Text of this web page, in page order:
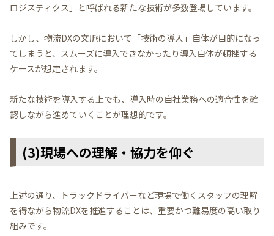
ロジスティクス」と呼ばれる新たな技術が多数登場しています。
しかし、物流DXの文脈において「技術の導入」自体が目的になっ
てしまうと、スムーズに導入できなかったり導入自体が頓挫する
ケースが想定されます。
新たな技術を導入する上でも、導入時の自社業務への適合性を確
認しながら進めていくことが理想的です。
(3)現場への理解・協力を仰ぐ
上述の通り、トラックドライバーなど現場で働くスタッフの理解
を得ながら物流DXを推進することは、重要かつ難易度の高い取り
組みです。